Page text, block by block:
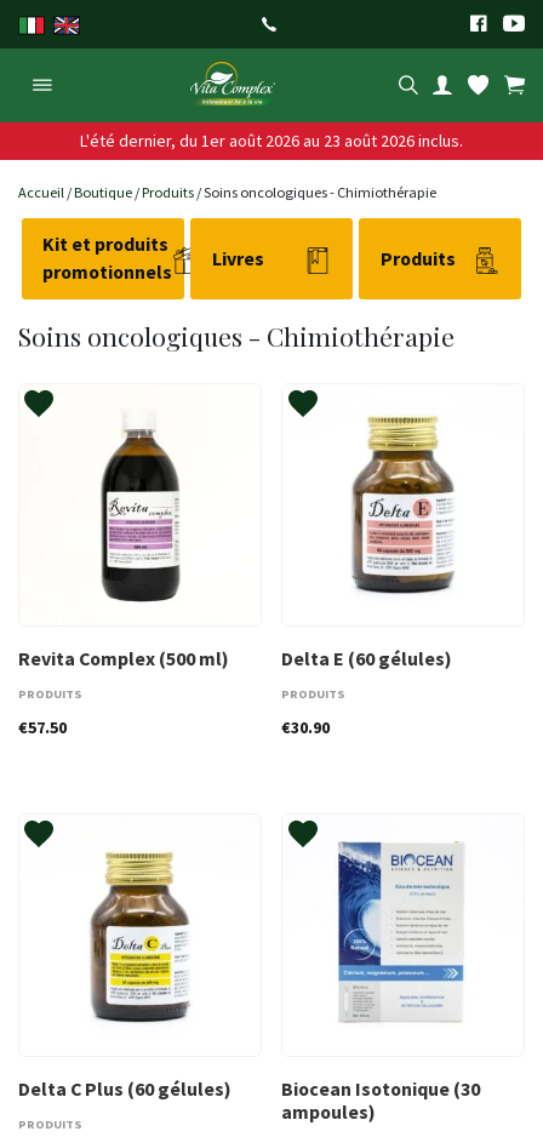
Aller
au
contenu
L'été dernier, du 1er août 2026 au 23 août 2026 inclus.
Accueil /Boutique /Produits / Soins oncologiques - Chimiothérapie
Kit et produits
promotionnels
Livres Produits
Soins oncologiques - Chimiothérapie
Revita Complex (500 ml)
PRODUITS
€57.50
Delta E (60 gélules)
PRODUITS
€30.90
Delta C Plus (60 gélules)
PRODUITS
Biocean Isotonique (30
ampoules)